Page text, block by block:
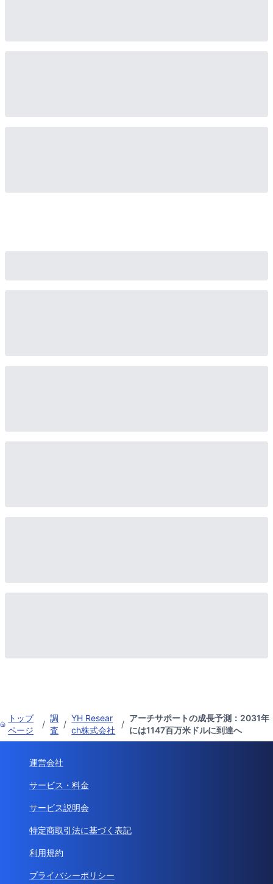
トップ
ページ
/
調
査
/
YH Resear
ch株式会社
/
アーチサポートの成長予測：2031年
には1147百万米ドルに到達へ
運営会社
サービス・料金
サービス説明会
特定商取引法に基づく表記
利用規約
プライバシーポリシー